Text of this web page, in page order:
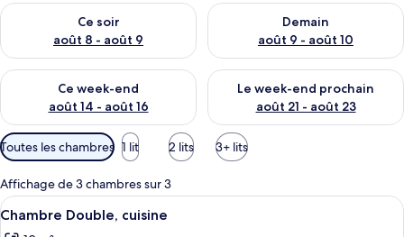
Ce soir
août 8 - août 9
Vérifier la disponibilité pour ce soir août 8 - août 9
Demain
août 9 - août 10
Vérifier la disponibilité pour
Ce week-end
août 14 - août 16
Vérifier la disponibilité pour ce week-end août 14 - août 16
Le week-end prochain
août 21 - août 23
Vérifier la disponibilité pour
Filtres
disponibles
pour
les
chambres
Toutes les chambres 1 lit 2 lits 3+ lits
Affichage de 3 chambres sur 3
Afficher
toutes
Une chambre d’hôtel avec deux lits,
8
Chambre Double, cuisine